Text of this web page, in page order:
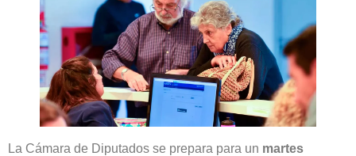
La Cámara de Diputados se prepara para un martes